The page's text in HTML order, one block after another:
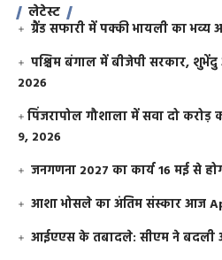
लेटेस्ट
ग्रैंड सफारी में पक्की भायली का भव्य
पश्चिम बंगाल में बीजेपी सरकार, शुभेंदु
2026
​पिंजरापोल गौशाला में सवा दो करोड़
9, 2026
जनगणना 2027 का कार्य 16 मई से
आशा भोसले का अंतिम संस्कार आज
आईएएस के तबादले: सीएम ने बदली